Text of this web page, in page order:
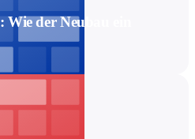
der Neubau ein